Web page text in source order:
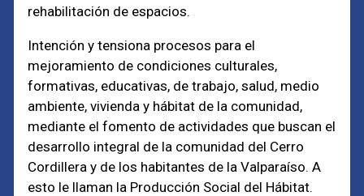
rehabilitación de espacios.
Intención y tensiona procesos para el
mejoramiento de condiciones culturales,
formativas, educativas, de trabajo, salud, medio
ambiente, vivienda y hábitat de la comunidad,
mediante el fomento de actividades que buscan el
desarrollo integral de la comunidad del Cerro
Cordillera y de los habitantes de la Valparaíso. A
esto le llaman la Producción Social del Hábitat.